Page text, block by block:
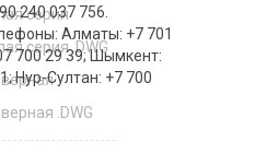
серия
серия .DWG
.DWG
240 037 756.
Алматы: +7 701
700 29 39; Шымкент:
Нур-Султан: +7 700